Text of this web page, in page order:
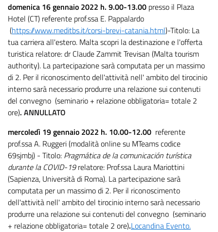
domenica 16 gennaio 2022 h. 9.00-13.00 presso il Plaza
Hotel (CT) referente prof.ssa E. Pappalardo
(https://www.meditbs.it/corsi-brevi-catania.html)-Titolo: La
tua carriera all'estero. Malta scopri la destinazione e l'offerta
turistica relatore: dr Claude Zammit Trevisan (Malta tourism
authority). La partecipazione sarà computata per un massimo
di 2. Per il riconoscimento dell'attività nell' ambito del tirocinio
interno sarà necessario produrre una relazione sui contenuti
del convegno (seminario + relazione obbligatoria= totale 2
ore). ANNULLATO
mercoledì 19 gennaio 2022 h. 10.00-12.00 referente
prof.ssa A. Ruggeri (modalità online su MTeams codice
69sjmbj) - Titolo: Pragmática de la comunicación turística
durante la COVID-19relatore: Prof.ssa Laura Mariottini
(Sapienza, Università di Roma). La partecipazione sarà
computata per un massimo di 2. Per il riconoscimento
dell'attività nell' ambito del tirocinio interno sarà necessario
produrre una relazione sui contenuti del convegno (seminario
+ relazione obbligatoria= totale 2 ore).Locandina Evento.